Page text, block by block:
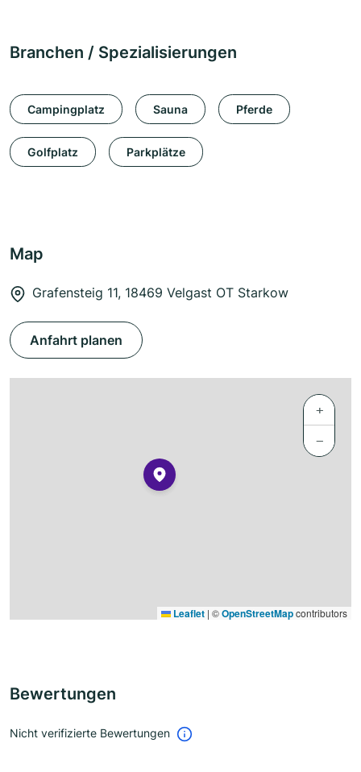
Branchen / Spezialisierungen
Campingplatz Sauna Pferde
Golfplatz Parkplätze
Map
Grafensteig 11, 18469 Velgast OT Starkow
Anfahrt planen
+
−
Leaflet | ©OpenStreetMapcontributors
Bewertungen
Nicht verifizierte Bewertungen